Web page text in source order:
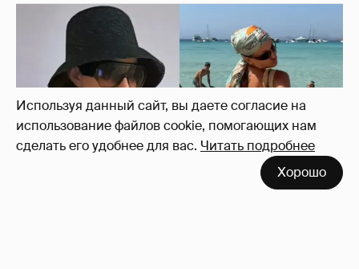
Используя данный сайт, вы даете согласие на
использование файлов cookie, помогающих нам
сделать его удобнее для вас. Читать подробнее
Хорошо